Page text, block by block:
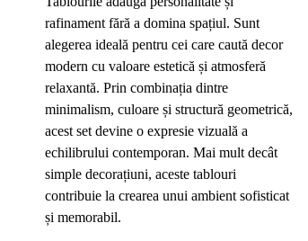
rafinament fără a domina spațiul. Sunt
alegerea ideală pentru cei care caută decor
modern cu valoare estetică și atmosferă
relaxantă. Prin combinația dintre
minimalism, culoare și structură geometrică,
acest set devine o expresie vizuală a
echilibrului contemporan. Mai mult decât
simple decorațiuni, aceste tablouri
contribuie la crearea unui ambient sofisticat
și memorabil.